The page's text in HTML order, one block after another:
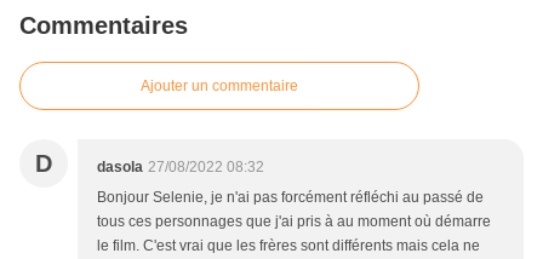
Commentaires
Ajouter un commentaire
D dasola 27/08/2022 08:32
Bonjour Selenie, je n'ai pas forcément réfléchi au passé de
tous ces personnages que j'ai pris à au moment où démarre
le film. C'est vrai que les frères sont différents mais cela ne